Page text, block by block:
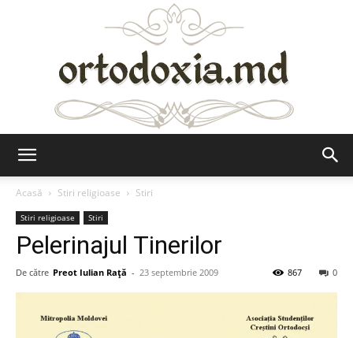
Acasă
Stiri religioase Stiri
Stiri religioase Stiri
Pelerinajul Tinerilor
De către Preot Iulian Raţă - 23 septembrie 2009 0
867